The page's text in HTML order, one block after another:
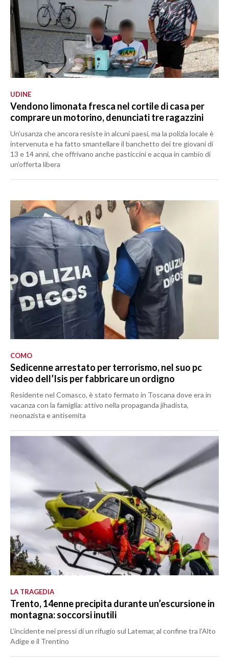
UDINE
Vendono limonata fresca nel cortile di casa per
comprare un motorino, denunciati tre ragazzini
Un’usanza che ancora resiste in alcuni paesi, ma la polizia locale è
intervenuta e ha fatto smantellare il banchetto dei tre giovani di
13 e 14 anni, che offrivano anche pasticcini e acqua in cambio di
un’offerta libera
COMO
Sedicenne arrestato per terrorismo, nel suo pc
video dell’Isis per fabbricare un ordigno
Residente nel Comasco, è stato fermato in Toscana dove era in
vacanza con la famiglia: attivo nella propaganda jihadista,
neonazista e antisemita
LA TRAGEDIA
Trento, 14enne precipita durante un’escursione in
montagna: soccorsi inutili
L’incidente nei pressi di un rifugio sul Latemar, al confine tra l'Alto
Adige e il Trentino